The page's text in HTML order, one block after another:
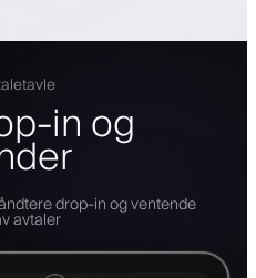
in og
drop-in og ventende
avtaler